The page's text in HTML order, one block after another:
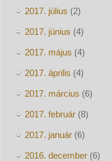
2017. július (2)
2017. június (4)
2017. május (4)
2017. április (4)
2017. március (6)
2017. február(8)
2017. január(6)
2016. december(6)